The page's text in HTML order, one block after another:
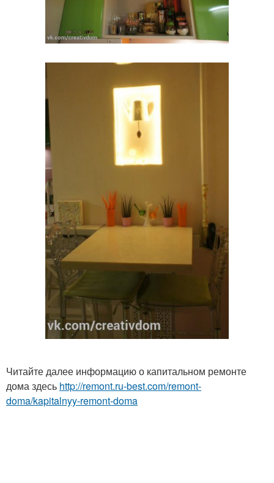
Читайте далее информацию о капитальном ремонте
дома здесь http://remont.ru-best.com/remont-
doma/kapitalnyy-remont-doma